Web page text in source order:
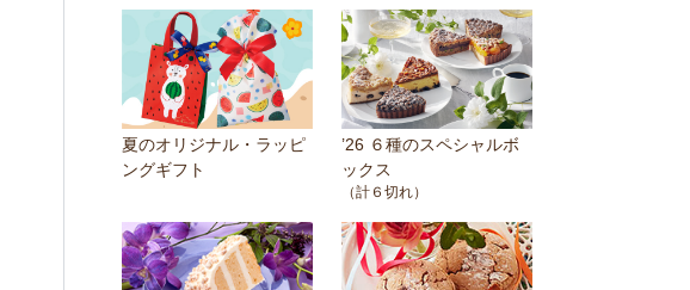
夏のオリジナル・ラッピ
ングギフト
’26 ６種のスペシャルボ
ックス
（計６切れ）